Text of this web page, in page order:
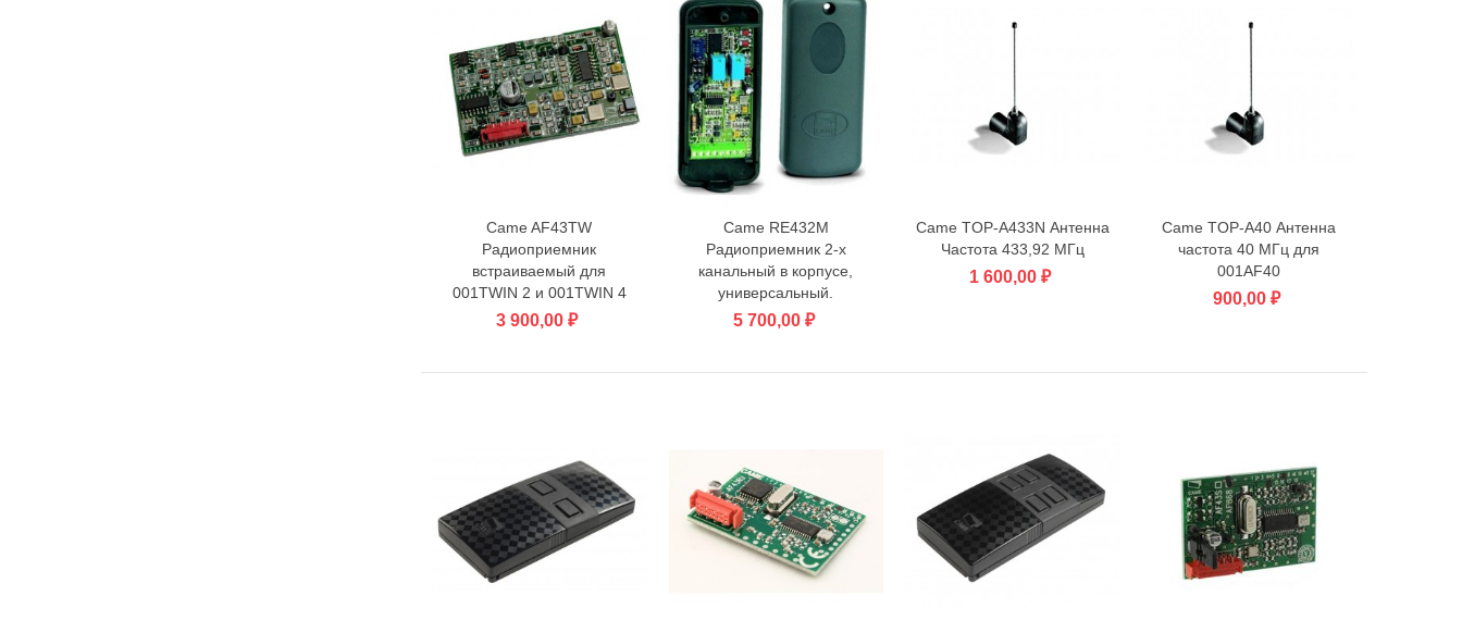
В корзину
Came AF43TW
Радиоприемник
встраиваемый для
001TWIN 2 и 001TWIN 4
3 900,00 ₽
В корзину
Came RE432M
Радиоприемник 2-х
канальный в корпусе,
универсальный.
5 700,00 ₽
В корзину
Came TOP-A433N Антенна
Частота 433,92 МГц
1 600,00 ₽
В корзину
Came TOP-A40 Антенна
частота 40 МГц для
001AF40
900,00 ₽